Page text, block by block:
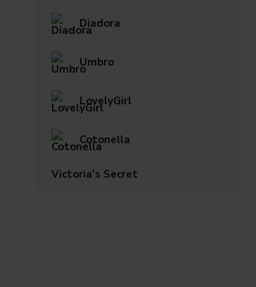
Diadora
Umbro
LovelyGirl
Cotonella
Victoria's Secret